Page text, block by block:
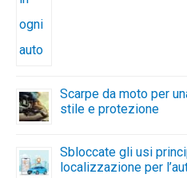
Scarpe da moto per
stile e protezione
Sbloccate gli usi
localizzazione per